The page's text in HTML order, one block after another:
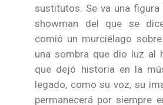
sustitutos. Se va una figura
showman del que se
comió un murciélago
una sombra que dio luz al
que dejó historia en la
legado, como su voz, su
permanecerá por siempre